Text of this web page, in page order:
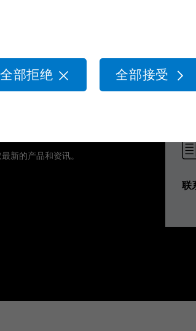
新的产品和资讯。
联
全部拒绝 全部接受